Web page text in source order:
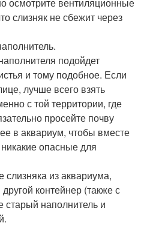
слизняк не сбежит через
подойдет
и тому подобное. Если
лучше всего взять
с той территории, где
просейте почву
в аквариум, чтобы вместе
опасные для
слизняка из аквариума,
контейнер (также с
старый наполнитель и